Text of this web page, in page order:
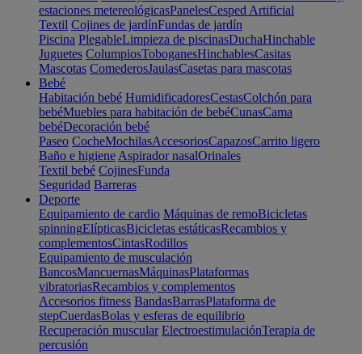
estaciones metereológicasPanelesCesped Artificial
Textil Cojines de jardínFundas de jardín
Piscina PlegableLimpieza de piscinasDuchaHinchable
Juguetes ColumpiosToboganesHinchablesCasitas
Mascotas ComederosJaulasCasetas para mascotas
Bebé
Habitación bebé HumidificadoresCestasColchón para
bebéMuebles para habitación de bebéCunasCama
bebéDecoración bebé
Paseo CocheMochilasAccesoriosCapazosCarrito ligero
Baño e higiene Aspirador nasalOrinales
Textil bebé CojinesFunda
Seguridad Barreras
Deporte
Equipamiento de cardio Máquinas de remoBicicletas
spinningElípticasBicicletas estáticasRecambios y
complementosCintasRodillos
Equipamiento de musculación
BancosMancuernasMáquinasPlataformas
vibratoriasRecambios y complementos
Accesorios fitness BandasBarrasPlataforma de
stepCuerdasBolas y esferas de equilibrio
Recuperación muscular ElectroestimulaciónTerapia de
percusión